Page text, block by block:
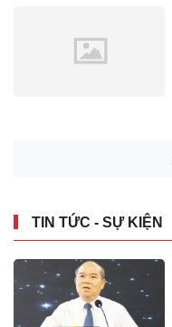
TIN TỨC - SỰ KIỆN